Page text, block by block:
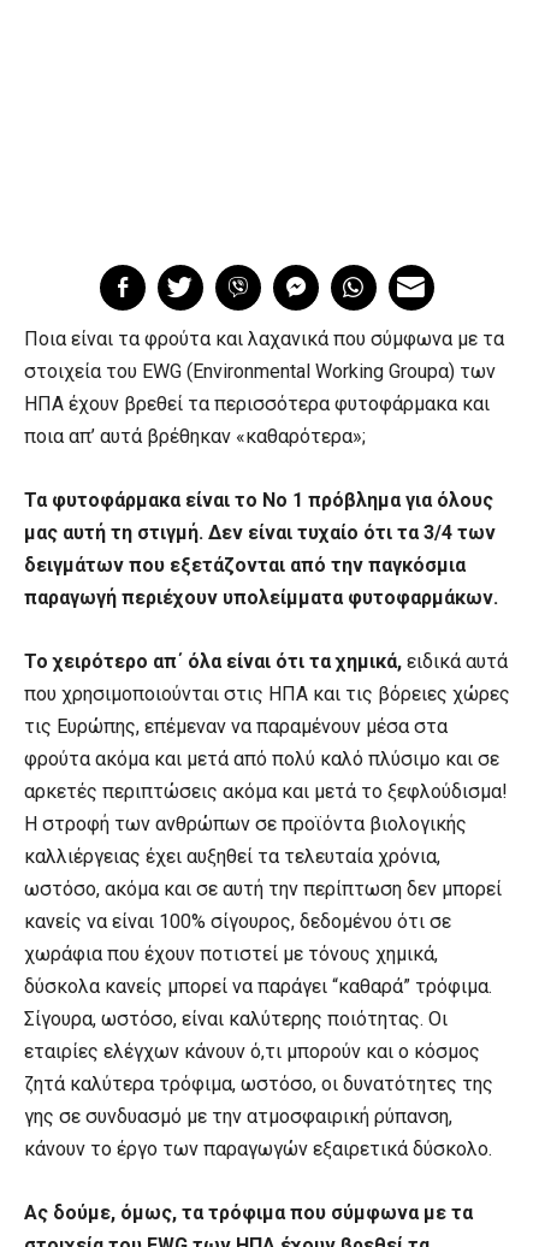
Ποια είναι τα φρούτα και λαχανικά που σύμφωνα με τα
στοιχεία του EWG (Environmental Working Groupα) των
ΗΠΑ έχουν βρεθεί τα περισσότερα φυτοφάρμακα και
ποια απ’ αυτά βρέθηκαν «καθαρότερα»;
Τα φυτοφάρμακα είναι το No 1 πρόβλημα για όλους
μας αυτή τη στιγμή. Δεν είναι τυχαίο ότι τα 3/4 των
δειγμάτων που εξετάζονται από την παγκόσμια
παραγωγή περιέχουν υπολείμματα φυτοφαρμάκων.
Το χειρότερο απ΄ όλα είναι ότι τα χημικά, ειδικά αυτά
που χρησιμοποιούνται στις ΗΠΑ και τις βόρειες χώρες
τις Ευρώπης, επέμεναν να παραμένουν μέσα στα
φρούτα ακόμα και μετά από πολύ καλό πλύσιμο και σε
αρκετές περιπτώσεις ακόμα και μετά το ξεφλούδισμα!
Η στροφή των ανθρώπων σε προϊόντα βιολογικής
καλλιέργειας έχει αυξηθεί τα τελευταία χρόνια,
ωστόσο, ακόμα και σε αυτή την περίπτωση δεν μπορεί
κανείς να είναι 100% σίγουρος, δεδομένου ότι σε
χωράφια που έχουν ποτιστεί με τόνους χημικά,
δύσκολα κανείς μπορεί να παράγει “καθαρά” τρόφιμα.
Σίγουρα, ωστόσο, είναι καλύτερης ποιότητας. Οι
εταιρίες ελέγχων κάνουν ό,τι μπορούν και ο κόσμος
ζητά καλύτερα τρόφιμα, ωστόσο, οι δυνατότητες της
γης σε συνδυασμό με την ατμοσφαιρική ρύπανση,
κάνουν το έργο των παραγωγών εξαιρετικά δύσκολο.
Ας δούμε, όμως, τα τρόφιμα που σύμφωνα με τα